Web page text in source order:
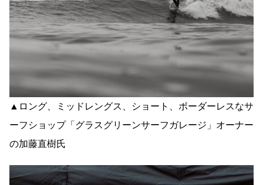
▲ロング、ミッドレングス、ショート、ボーダーレスなサ
ーフショップ「グラスグリーンサーフガレージ」オーナー
の加藤直樹氏